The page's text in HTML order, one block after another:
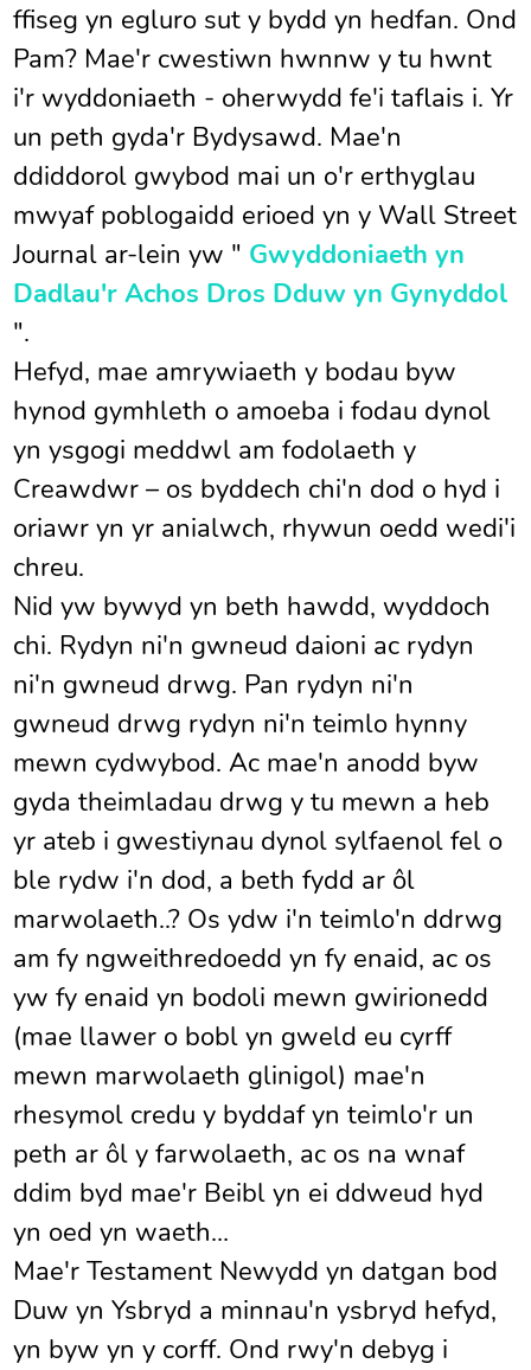
ffiseg yn egluro sut y bydd yn hedfan. Ond
Pam? Mae'r cwestiwn hwnnw y tu hwnt
i'r wyddoniaeth - oherwydd fe'i taflais i. Yr
un peth gyda'r Bydysawd. Mae'n
ddiddorol gwybod mai un o'r erthyglau
mwyaf poblogaidd erioed yn y Wall Street
Journal ar-lein yw " Gwyddoniaeth yn
Dadlau'r Achos Dros Dduw yn Gynyddol
".
Hefyd, mae amrywiaeth y bodau byw
hynod gymhleth o amoeba i fodau dynol
yn ysgogi meddwl am fodolaeth y
Creawdwr – os byddech chi'n dod o hyd i
oriawr yn yr anialwch, rhywun oedd wedi'i
chreu.
Nid yw bywyd yn beth hawdd, wyddoch
chi. Rydyn ni'n gwneud daioni ac rydyn
ni'n gwneud drwg. Pan rydyn ni'n
gwneud drwg rydyn ni'n teimlo hynny
mewn cydwybod. Ac mae'n anodd byw
gyda theimladau drwg y tu mewn a heb
yr ateb i gwestiynau dynol sylfaenol fel o
ble rydw i'n dod, a beth fydd ar ôl
marwolaeth..? Os ydw i'n teimlo'n ddrwg
am fy ngweithredoedd yn fy enaid, ac os
yw fy enaid yn bodoli mewn gwirionedd
(mae llawer o bobl yn gweld eu cyrff
mewn marwolaeth glinigol) mae'n
rhesymol credu y byddaf yn teimlo'r un
peth ar ôl y farwolaeth, ac os na wnaf
ddim byd mae'r Beibl yn ei ddweud hyd
yn oed yn waeth…
Mae'r Testament Newydd yn datgan bod
Duw yn Ysbryd a minnau'n ysbryd hefyd,
yn byw yn y corff. Ond rwy'n debyg i